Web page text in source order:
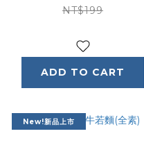
NT$199
ADD TO CART
New!新品上市